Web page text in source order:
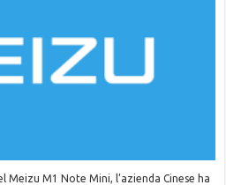
M1 Note Mini, l’azienda Cinese ha